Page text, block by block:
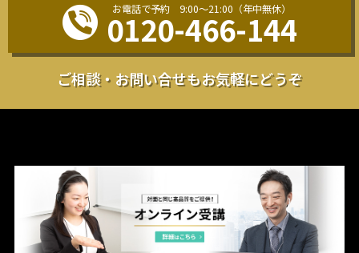
お電話で予約 9:00〜21:00（年中無休）
0120-466-144
ご相談・お問い合せもお気軽にどうぞ